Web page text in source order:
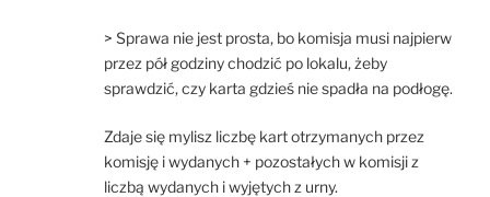
> Sprawa nie jest prosta, bo komisja musi najpierw
przez pół godziny chodzić po lokalu, żeby
sprawdzić, czy karta gdzieś nie spadła na podłogę.
Zdaje się mylisz liczbę kart otrzymanych przez
komisję i wydanych + pozostałych w komisji z
liczbą wydanych i wyjętych z urny.